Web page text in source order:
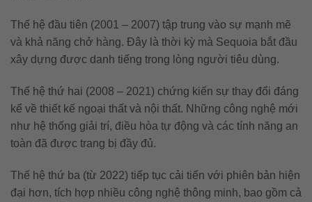
Thế hệ đầu tiên (2001 – 2007) tập trung vào sự mạnh mẽ
và khả năng chở hàng. Đây là thời kỳ mà Sequoia bắt đầu
xây dựng được danh tiếng trong lòng người tiêu dùng.
Thế hệ thứ hai (2008 – 2021) chứng kiến sự thay đổi đáng
kể về thiết kế ngoại thất và nội thất. Những công nghệ mới
như hệ thống giải trí, điều hòa tự động và các tính năng an
toàn đã được trang bị đầy đủ.
Thế hệ thứ ba (từ 2022) tiếp tục cải tiến với phiên bản hiện
đại hơn, tích hợp nhiều công nghệ thông minh, bao gồm cả